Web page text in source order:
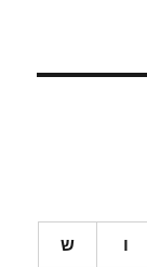
ו ש